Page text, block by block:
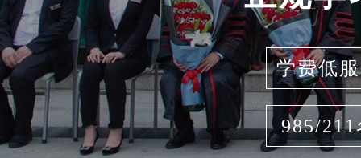
学费低
985/211